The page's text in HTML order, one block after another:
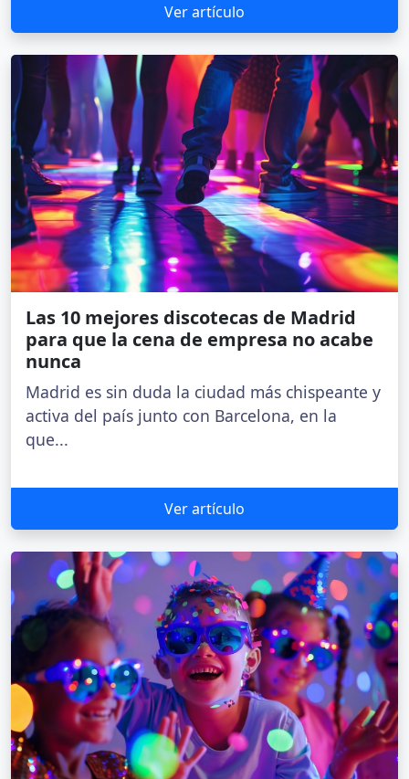
Ver artículo
Las 10 mejores discotecas de Madrid
para que la cena de empresa no acabe
nunca
Madrid es sin duda la ciudad más chispeante y
activa del país junto con Barcelona, en la
que...
Ver artículo